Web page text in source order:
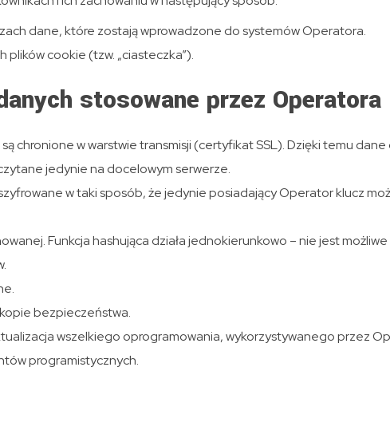
dane, które zostają wprowadzone do systemów Operatora.
cookie (tzw. „ciasteczka”).
stosowane przez Operatora
chronione w warstwie transmisji (certyfikat SSL). Dzięki temu
jedynie na docelowym serwerze.
w taki sposób, że jedynie posiadający Operator klucz
Funkcja hashująca działa jednokierunkowo – nie jest
bezpieczeństwa.
wszelkiego oprogramowania, wykorzystywanego przez
programistycznych.